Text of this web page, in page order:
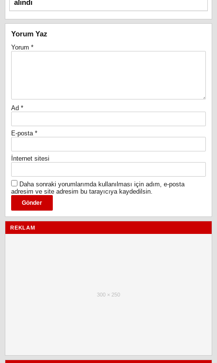
alındı
Yorum Yaz
Yorum *
Ad *
E-posta *
İnternet sitesi
Daha sonraki yorumlarımda kullanılması için adım, e-posta
adresim ve site adresim bu tarayıcıya kaydedilsin.
REKLAM
300 × 250